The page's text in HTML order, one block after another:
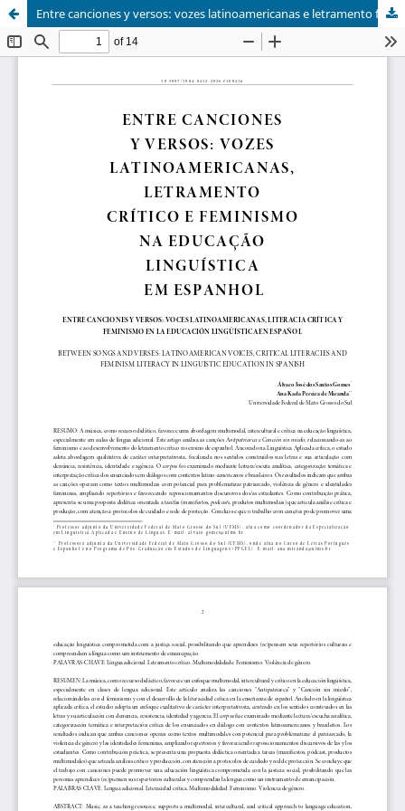
Entre canciones y versos: vozes latinoamericanas e letramento feminista na educação linguística em espanhol